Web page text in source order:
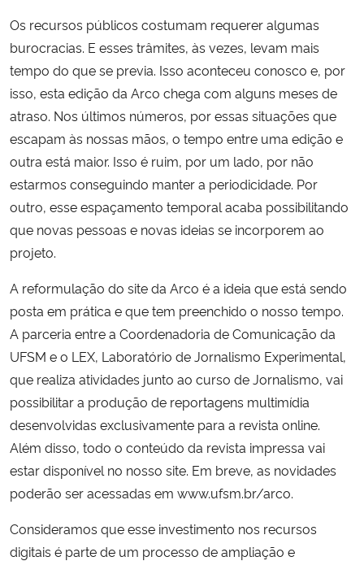
Gabinete de Segurança Institucional
Banco Central do Brasil
Planalto
Os recursos públicos costumam requerer algumas
burocracias. E esses trâmites, às vezes, levam mais
tempo do que se previa. Isso aconteceu conosco e, por
isso, esta edição da Arco chega com alguns meses de
atraso. Nos últimos números, por essas situações que
escapam às nossas mãos, o tempo entre uma edição e
outra está maior. Isso é ruim, por um lado, por não
estarmos conseguindo manter a periodicidade. Por
outro, esse espaçamento temporal acaba possibilitando
que novas pessoas e novas ideias se incorporem ao
projeto.
A reformulação do site da Arco é a ideia que está sendo
posta em prática e que tem preenchido o nosso tempo.
A parceria entre a Coordenadoria de Comunicação da
UFSM e o LEX, Laboratório de Jornalismo Experimental,
que realiza atividades junto ao curso de Jornalismo, vai
possibilitar a produção de reportagens multimídia
desenvolvidas exclusivamente para a revista online.
Além disso, todo o conteúdo da revista impressa vai
estar disponível no nosso site. Em breve, as novidades
poderão ser acessadas em www.ufsm.br/arco.
Consideramos que esse investimento nos recursos
digitais é parte de um processo de ampliação e